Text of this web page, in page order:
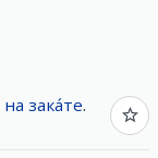
на зака́те.